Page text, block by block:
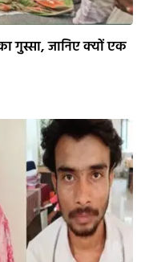
गुस्सा, जानिए क्यों एक